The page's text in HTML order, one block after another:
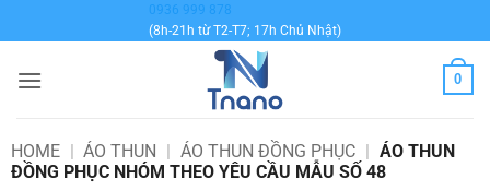
qua
dung
0936 999 878
(8h-21h từ T2-T7; 17h Chủ Nhật)
0
HOME | ÁO THUN | ÁO THUN ĐỒNG PHỤC | ÁO THUN
ĐỒNG PHỤC NHÓM THEO YÊU CẦU MẪU SỐ 48